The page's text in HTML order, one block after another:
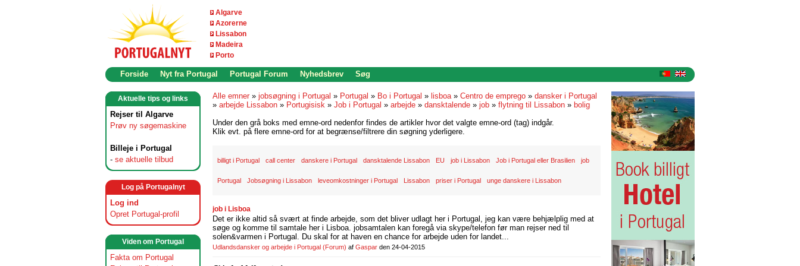
Algarve
Azorerne
Lissabon
Madeira
Porto
Forside Nyt fra Portugal Portugal Forum Nyhedsbrev Søg
Aktuelle tips og links
Rejser til Algarve
Prøv ny søgemaskine
Billeje i Portugal
- se aktuelle tilbud
Log på Portugalnyt
Log ind
Opret Portugal-profil
Viden om Portugal
Fakta om Portugal
Alle emner » jobsøgning i Portugal » Portugal » Bo i Portugal » lisboa» Centro de emprego » dansker i Portugal
» arbejde Lissabon » Portugisisk » Job i Portugal » arbejde » dansktalende » job » flytning til Lissabon » bolig
Under den grå boks med emne-ord nedenfor findes de artikler hvor det valgte emne-ord (tag) indgår.
Klik evt. på flere emne-ord for at begrænse/filtrere din søgning yderligere.
billigt i Portugal call center danskere i Portugal dansktalende Lissabon EU job i Lissabon Job i Portugal eller Brasilien job
Portugal Jobsøgning i Lissabon leveomkostninger i Portugal Lissabon priser i Portugal unge danskere i Lissabon
job i Lisboa
Det er ikke altid så svært at finde arbejde, som det bliver udlagt her i Portugal, jeg kan være behjælplig med at
søge og komme til samtale her i Lisboa. jobsamtalen kan foregå via skype/telefon før man rejser ned til
solen&varmen i Portugal. Du skal for at haven en chance for arbejde uden for landet...
Udlandsdansker og arbejde i Portugal (Forum) af Gaspar den 24-04-2015